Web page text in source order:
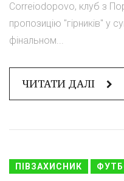
Correiodopovo, клуб з
пропозицію "гірників" у
фінальном...
ЧИТАТИ ДАЛІ
ПІВЗАХИСНИК